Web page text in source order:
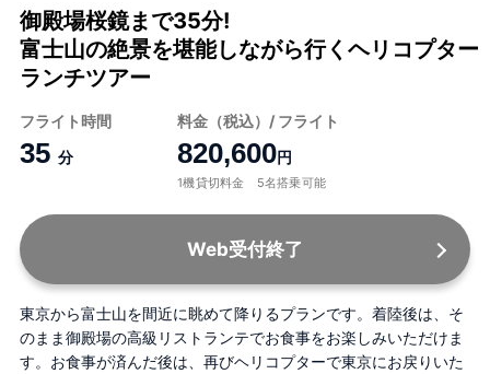
御殿場桜鏡まで35分!
富士山の絶景を堪能しながら行くヘリコプター
ランチツアー
フライト時間
35 分
料金（税込）/ フライト
820,600円
1機貸切料金 5名搭乗可能
Web受付終了
東京から富士山を間近に眺めて降りるプランです。着陸後は、そ
のまま御殿場の高級リストランテでお食事をお楽しみいただけま
す。お食事が済んだ後は、再びヘリコプターで東京にお戻りいた